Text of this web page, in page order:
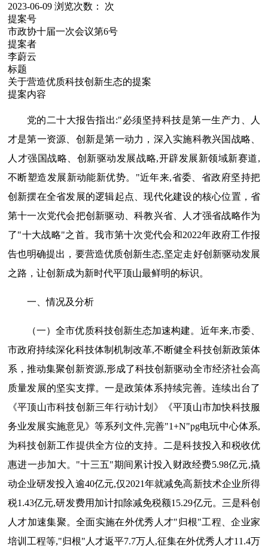
2023-06-09 浏览次数：
次
提案号
市政协十届一次会议第6号
提案者
李蔚云
标题
关于营造优质科技创新生态的提案
提案内容
党的二十大报告指出:"必须坚持科技是第一生产力、人
才是第一资源、创新是第一动力，深入实施科教兴国战略、
人才强国战略、创新驱动发展战略,开辟发展新领域新赛道,
不断塑造发展新动能新优势。"近年来,省委、省政府坚持把
创新摆在全省发展的逻辑起点、现代化建设的核心位置，省
第十一次党代会把创新驱动、科教兴省、人才强省战略作为
了"十大战略"之首。我市第十次党代会和2022年政府工作报
告也明确提出，要营造优质创新生态,坚定走好创新驱动发展
之路，让创新成为新时代平顶山最鲜明的标识。
一、情况及分析
（一）全市优质科技创新生态加速构建。近年来,市委、
市政府持续深化科技体制机制改革,不断健全科技创新政策体
系，推动集聚创新资源,形成了科技创新驱动全市经济社会高
质量发展的坚实支撑。一是政策体系持续完善。连续出台了
《平顶山市科技创新三年行动计划》《平顶山市加快科技服
务业发展实施意见》等系列文件,完善"1+N"pg电玩中心体系,
为科技创新工作提供全方位的支持。二是科技投入和税收优
惠进一步加大。"十三五"期间累计投入财政经费5.98亿元,撬
动企业研发投入逾40亿元,仅2021年就减免高新技术企业所得
税1.43亿元,研发费用加计扣除减免税额15.29亿元。三是科创
人才加速集聚。全面实施在外优秀人才"归根"工程、企业家
培训工程等,"归根"人才返平7.7万人,征集在外优秀人才11.4万